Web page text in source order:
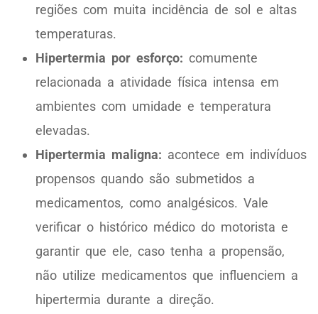
regiões com muita incidência de sol e altas
temperaturas.
Hipertermia por esforço: comumente
relacionada a atividade física intensa em
ambientes com umidade e temperatura
elevadas.
Hipertermia maligna: acontece em indivíduos
propensos quando são submetidos a
medicamentos, como analgésicos. Vale
verificar o histórico médico do motorista e
garantir que ele, caso tenha a propensão,
não utilize medicamentos que influenciem a
hipertermia durante a direção.